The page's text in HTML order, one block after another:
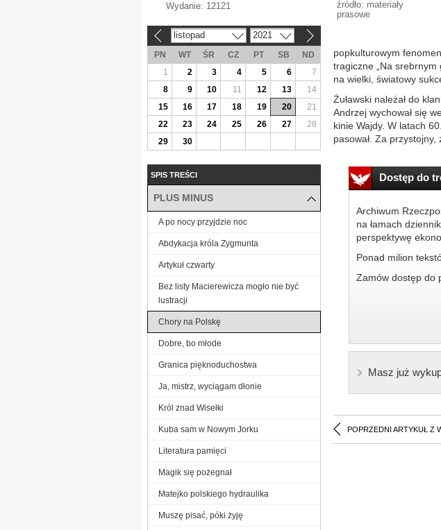
źródło: materiały
prasowe
popkulturowym
tragiczne „Na srebrnym
na wielki, światowy
Żuławski należał do
Andrzej wychował się
kinie Wajdy. W latach
pasował. Za
Dostęp do
Archiwum
na łamach
perspektywę
Ponad milion
Zamów dostęp do
Masz już
POPRZEDNI ARTYKUŁ Z
Wydanie: 12121
listopad 2021
PN WT ŚR CZ PT SB
ND
1
2 3 4 5 6
7
8
9 10 11 12 13
14
15
16 17 18 19 20
21
22
23 24 25 26 27
28
29
30
SPIS TREŚCI
PLUS MINUS
A po nocy przyjdzie noc
Abdykacja króla Zygmunta
Artykuł czwarty
Bez listy Macierewicza mogło nie być
lustracji
Chory na Polskę
Dobre, bo młode
Granica pięknoduchostwa
Ja, mistrz, wyciągam dłonie
Król znad Wisełki
Kuba sam w Nowym Jorku
Literatura pamięci
Magik się pożegnał
Matejko polskiego hydraulika
Muszę pisać, póki żyję